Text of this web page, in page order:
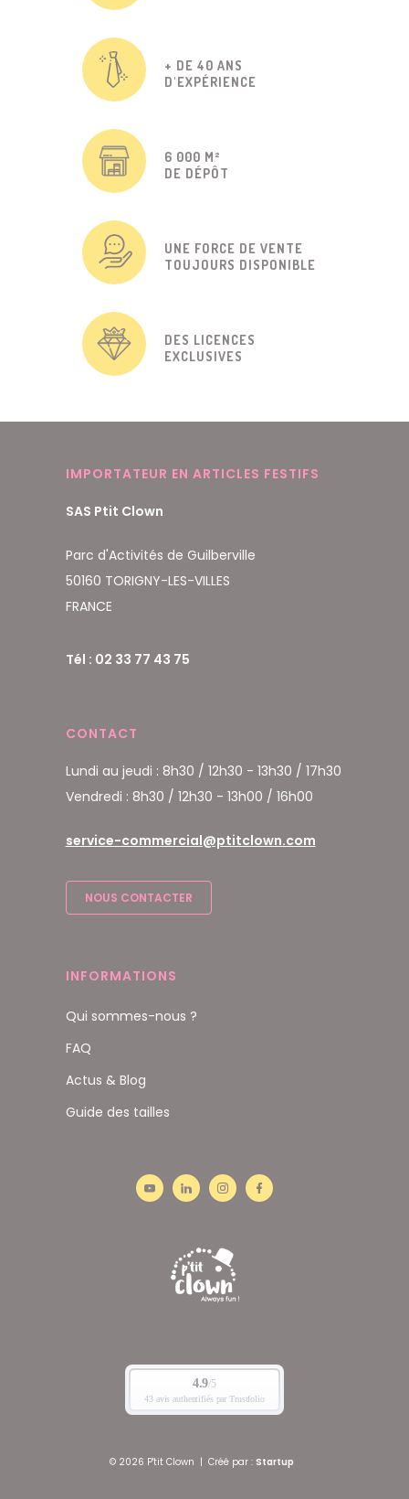
+ DE 40 ANS
D'EXPÉRIENCE
6 000 M²
DE DÉPÔT
UNE FORCE DE VENTE
TOUJOURS DISPONIBLE
DES LICENCES
EXCLUSIVES
IMPORTATEUR EN ARTICLES FESTIFS
SAS Ptit Clown
Parc d'Activités de Guilberville
50160 TORIGNY-LES-VILLES
FRANCE
Tél : 02 33 77 43 75
CONTACT
Lundi au jeudi : 8h30 / 12h30 - 13h30 / 17h30
Vendredi : 8h30 / 12h30 - 13h00 / 16h00
service-commercial@ptitclown.com
NOUS CONTACTER
INFORMATIONS
Qui sommes-nous ?
FAQ
Actus & Blog
Guide des tailles
© 2026 P'tit Clown | Créé par : Startup